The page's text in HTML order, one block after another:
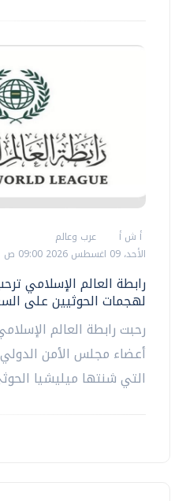
أ ش أ
عرب وعالم
الأحد، 09 اغسطس 2026 09:00 ص
رابطة العالم الإسلامي
لهجمات الحوثيين على
رحبت رابطة العالم
أعضاء مجلس الأمن
التي شنتها ميليشيا